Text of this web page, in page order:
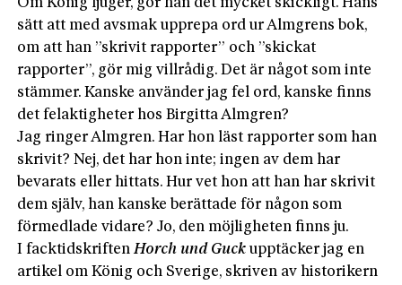
Om König ljuger, gör han det mycket skickligt. Hans
sätt att med avsmak upprepa ord ur Almgrens bok,
om att han ”skrivit rapporter” och ”skickat
rapporter”, gör mig villrådig. Det är något som inte
stämmer. Kanske använder jag fel ord, kanske finns
det felaktigheter hos Birgitta Almgren?
Jag ringer Almgren. Har hon läst rapporter som han
skrivit? Nej, det har hon inte; ingen av dem har
bevarats eller hittats. Hur vet hon att han har skrivit
dem själv, han kanske berättade för någon som
förmedlade vidare? Jo, den möjligheten finns ju.
I facktidskriftenHorch und Guck upptäcker jag en
artikel om König och Sverige, skriven av historikern